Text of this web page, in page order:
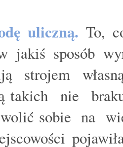
uliczną. To,
jakiś sposób
strojem
takich nie
sobie na